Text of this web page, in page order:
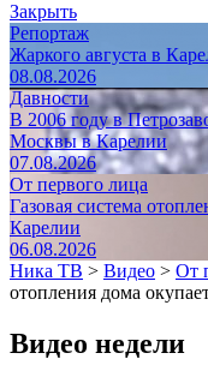
Закрыть
Репортаж
Жаркого августа в
08.08.2026
Давности
В 2006 году в
Москвы в Карелии
07.08.2026
От первого лица
Газовая система
Карелии
06.08.2026
Ника ТВ > Видео > От
отопления дома
Видео недели